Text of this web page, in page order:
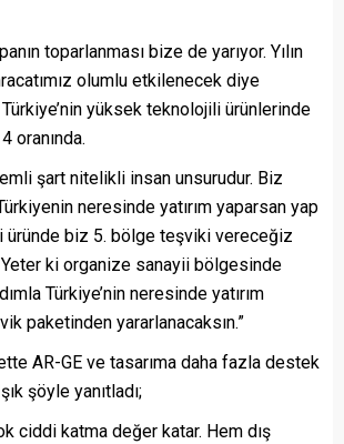
toparlanması bize de yarıyor. Yılın
olumlu etkilenecek diye
yüksek teknolojili ürünlerinde
oranında.
şart nitelikli insan unsurudur. Biz
neresinde yatırım yaparsan yap
üründe biz 5. bölge teşviki vereceğiz
Yeter ki organize sanayii bölgesinde
Türkiye’nin neresinde yatırım
paketinden yararlanacaksın.”
AR-GE ve tasarıma daha fazla destek
şöyle yanıtladı;
ciddi katma değer katar. Hem dış